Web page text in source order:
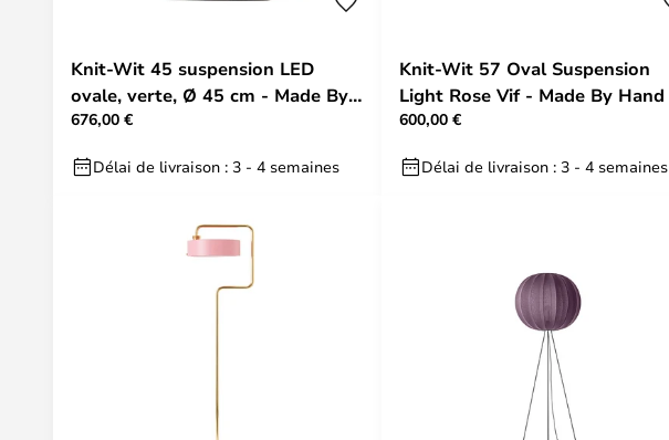
Knit-Wit 45 suspension LED
ovale, verte, Ø 45 cm - Made By
Hand
676,00 €
Délai de livraison : 3 - 4 semaines
Knit-Wit 57 Oval Suspension
Light Rose Vif - Made By Hand
600,00 €
Délai de livraison : 3 - 4 semaines